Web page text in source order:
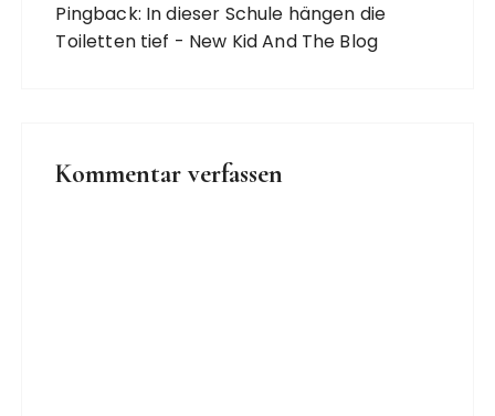
Pingback: In dieser Schule hängen die
Toiletten tief - New Kid And The Blog
Kommentar verfassen